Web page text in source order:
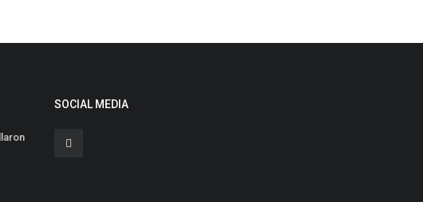
SOCIAL MEDIA